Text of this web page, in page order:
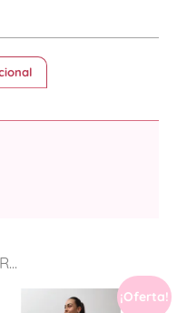
¡Oferta!